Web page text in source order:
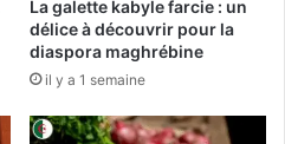
La galette kabyle farcie : un
délice à découvrir pour la
diaspora maghrébine
il y a 1 semaine